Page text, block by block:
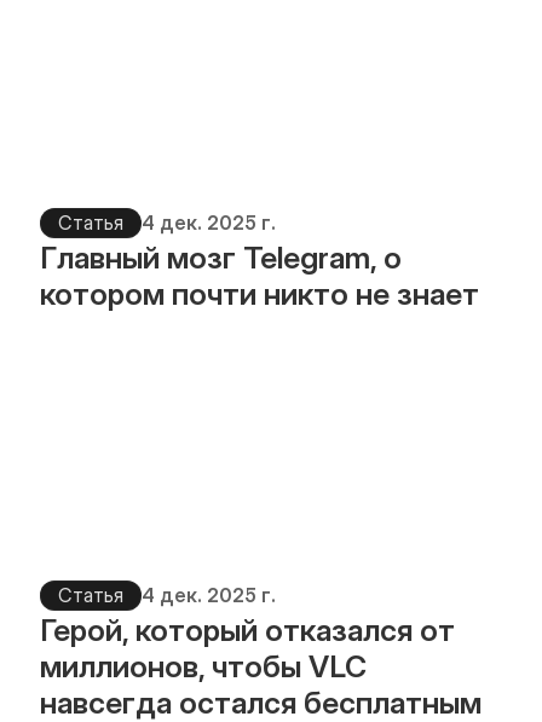
Статья 4 дек. 2025 г.
Главный мозг Telegram, о
котором почти никто не знает
Статья 4 дек. 2025 г.
Герой, который отказался от
миллионов, чтобы VLC
навсегда остался бесплатным